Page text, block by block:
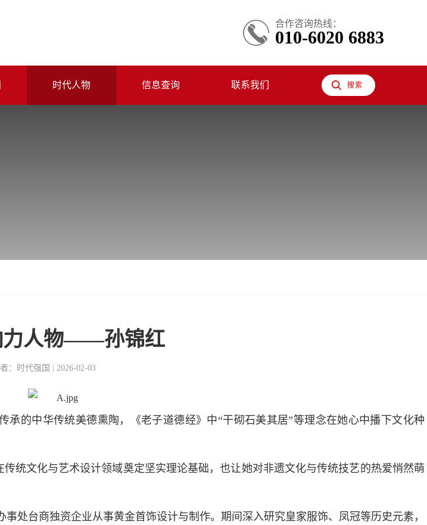
合作咨询热线：
010-6020 6883
时代人物 信息查询 联系我们
力人物——孙锦红
：时代强国 | 2026-02-03
承的中华传统美德熏陶，《老子道德经》中“干砌石美其居”等理念在她心中播下文化种
统文化与艺术设计领域奠定坚实理论基础，也让她对非遗文化与传统技艺的热爱悄然萌
处台商独资企业从事黄金首饰设计与制作。期间深入研究皇家服饰、凤冠等历史元素，